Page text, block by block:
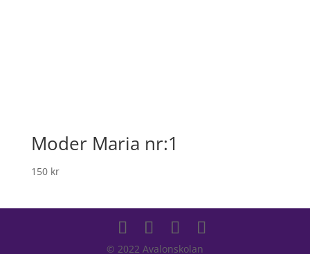
Moder Maria nr:1
150 kr
© 2022 Avalonskolan